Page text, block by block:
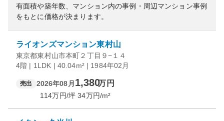
有面積や築年数、マンション内の事例・周辺マンション事例
をもとに価格が決まります。
ライオンズマンション東村山
東京都東村山市本町２丁目９−１４
4階 | 1LDK | 40.04m² | 1984年02月
売出 2026年08月 1,380万円
114万円/坪 34万円/m²